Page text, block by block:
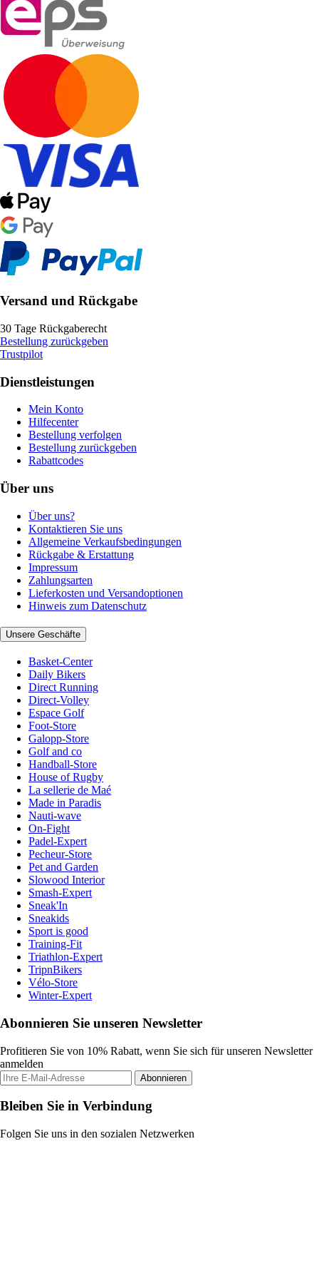
Versand und Rückgabe
30 Tage Rückgaberecht
Bestellung zurückgeben
Trustpilot
Dienstleistungen
Mein Konto
Hilfecenter
Bestellung verfolgen
Bestellung zurückgeben
Rabattcodes
Über uns
Über uns?
Kontaktieren Sie uns
Allgemeine Verkaufsbedingungen
Rückgabe & Erstattung
Impressum
Zahlungsarten
Lieferkosten und Versandoptionen
Hinweis zum Datenschutz
Unsere Geschäfte
Basket-Center
Daily Bikers
Direct Running
Direct-Volley
Espace Golf
Foot-Store
Galopp-Store
Golf and co
Handball-Store
House of Rugby
La sellerie de Maé
Made in Paradis
Nauti-wave
On-Fight
Padel-Expert
Pecheur-Store
Pet and Garden
Slowood Interior
Smash-Expert
Sneak'In
Sneakids
Sport is good
Training-Fit
Triathlon-Expert
TripnBikers
Vélo-Store
Winter-Expert
Abonnieren Sie unseren Newsletter
Profitieren Sie von 10% Rabatt, wenn Sie sich für unseren Newsletter
anmelden
Abonnieren
Bleiben Sie in Verbindung
Folgen Sie uns in den sozialen Netzwerken